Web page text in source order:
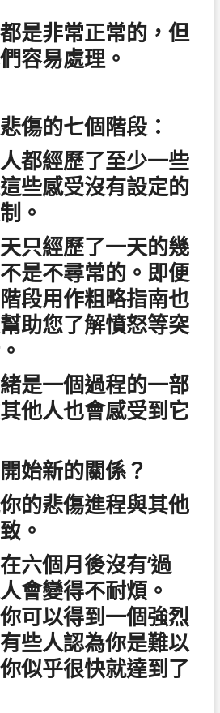
是非常正常的，但
容易處理。
傷的七個階段：
都經歷了至少一些
些感受沒有設定的
。
只經歷了一天的幾
是不尋常的。即便
段用作粗略指南也
助您了解憤怒等突
是一個過程的一部
他人也會感受到它
始新的關係？
的悲傷進程與其他
。
六個月後沒有’過
會變得不耐煩。
可以得到一個強烈
些人認為你是難以
似乎很快就達到了